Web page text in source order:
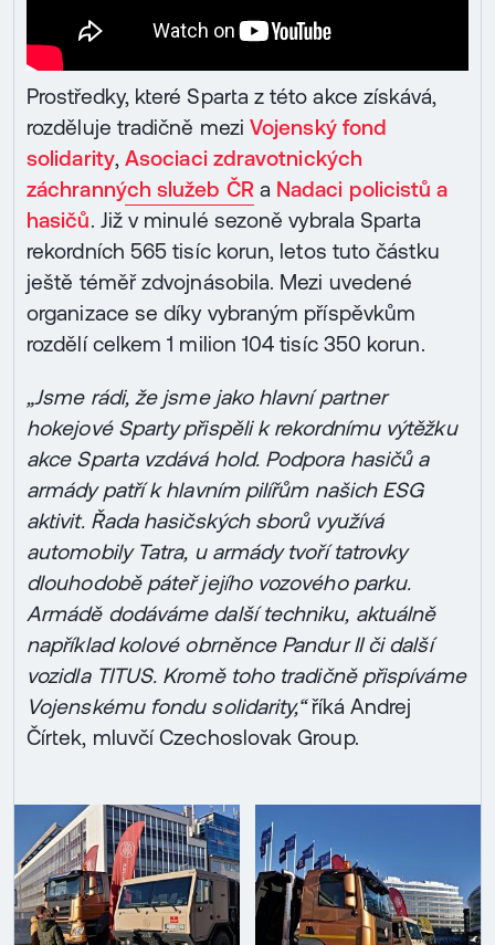
Prostředky, které Sparta z této akce získává,
rozděluje tradičně meziVojenský fond
solidarity,Asociaci zdravotnických
záchranných služeb ČRa Nadaci policistů a
hasičů. Již v minulé sezoně vybrala Sparta
rekordních 565 tisíc korun, letos tuto částku
ještě téměř zdvojnásobila. Mezi uvedené
organizace se díky vybraným příspěvkům
rozdělí celkem 1 milion 104 tisíc 350 korun.
„Jsme rádi, že jsme jako hlavní partner
hokejové Sparty přispěli k rekordnímu výtěžku
akce Sparta vzdává hold. Podpora hasičů a
armády patří k hlavním pilířům našich ESG
aktivit. Řada hasičských sborů využívá
automobily Tatra, u armády tvoří tatrovky
dlouhodobě páteř jejího vozového parku.
Armádě dodáváme další techniku, aktuálně
například kolové obrněnce Pandur II či další
vozidla TITUS. Kromě toho tradičně přispíváme
Vojenskému fondu solidarity,“říká Andrej
Čírtek, mluvčí Czechoslovak Group.